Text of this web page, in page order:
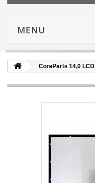
MENU
CoreParts 14,0